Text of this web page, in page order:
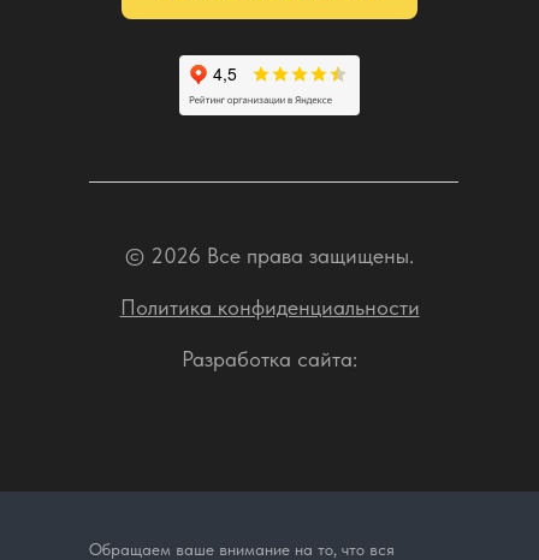
© 2026 Все права защищены.
Разработка сайта:
Политика конфиденциальности
Обращаем ваше внимание на то, что вся